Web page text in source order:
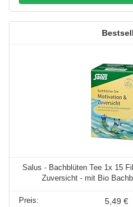
Salus - Bachblüten Tee 1x 15
Zuversicht - mit Bio
5,49 €